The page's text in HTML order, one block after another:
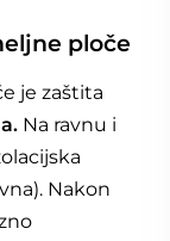
ploče
je zaštita
Na ravnu i
Nakon